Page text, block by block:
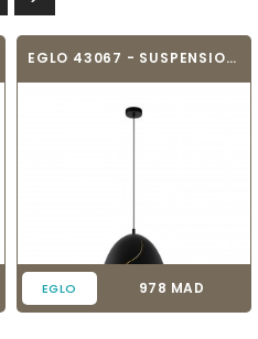
EGLO 43067 - SUSPENSION VINTAGE - HUNNINGHAM
EGLO Prix
978 MAD